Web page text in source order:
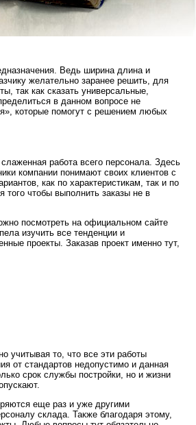
Ведь ширина длина и
желательно заранее решить, для
так как сказать универсальные,
в данном вопросе не
которые помогут с решением любых
работа всего персонала. Здесь
компании понимают своих клиентов с
как по характеристикам, так и по
того чтобы выполнить заказы не в
посмотреть на официальном сайте
изучить все тенденции и
проекты. Заказав проект именно тут,
учитывая то, что все эти работы
от стандартов недопустимо и данная
срок службы постройки, но и жизни
еще раз и уже другими
склада. Также благодаря этому,